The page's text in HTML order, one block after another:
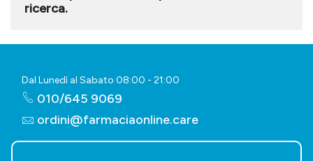
ricerca.
Dal Lunedì al Sabato 08:00 - 21:00
010/645 9069
ordini@farmaciaonline.care